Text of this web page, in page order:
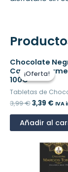
¡Oferta!
¡Oferta!
Chocolate
Cacao
100G
Tabletas de
3,99€
El
precio
original
3,99 €.
3,39 €
El
IVA
Añadir al